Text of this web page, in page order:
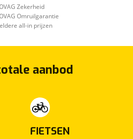
Zekerheid
Omruilgarantie
all-in prijzen
aanbod
FIETSEN